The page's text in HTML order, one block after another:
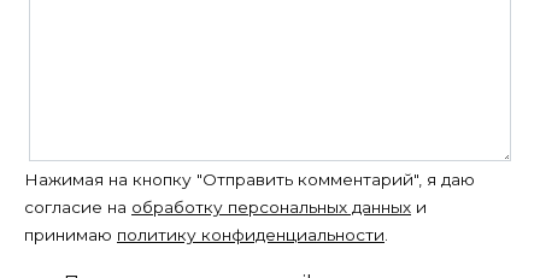
Нажимая на кнопку "Отправить комментарий", я даю
согласие на обработку персональных данных и
принимаю политику конфиденциальности.